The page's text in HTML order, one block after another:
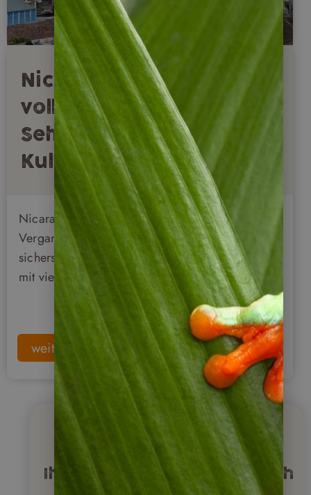
Nicaragua: Ein Land
voller
Sehenswürdigkeiten &
Kultur
Nicaragua gilt trotz seiner düsteren
Vergangenheit mittlerweile als eines der
sichersten Reiseländer Mittelamerikas und lockt
mit vielen sehenswerten Regionen und Städten.
weiterlesen
Napur Tours
Ihr Spezialist für Reisen nach